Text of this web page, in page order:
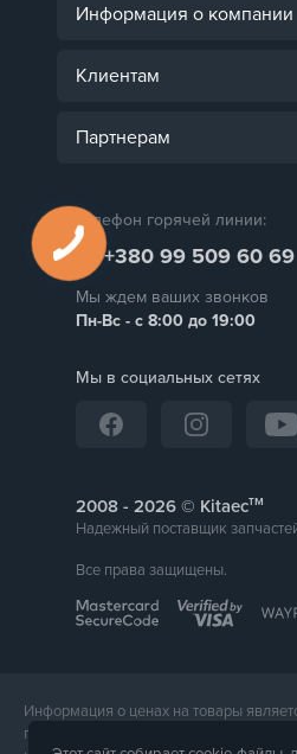
Информация о компании
Клиентам
Партнерам
Телефон горячей линии:
+380 99 509 60 69
Мы ждем ваших звонков
Пн-Вс - с 8:00 до 19:00
Мы в социальных сетях
2008 - © Kitaecтм
Надежный поставщик
Все права защищены.
Информация о ценах на товары
предоставляется для справки. Точная